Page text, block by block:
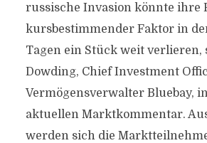
russische Invasion könnte ihre
kursbestimmender Faktor in
Tagen ein Stück weit verlieren,
Dowding, Chief Investment
Vermögensverwalter Bluebay,
aktuellen Marktkommentar.
werden sich die